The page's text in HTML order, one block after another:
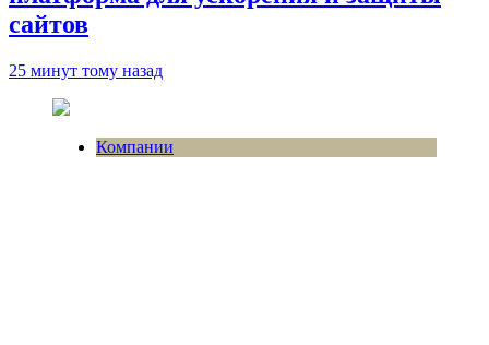
сайтов
25 минут тому назад
Компании